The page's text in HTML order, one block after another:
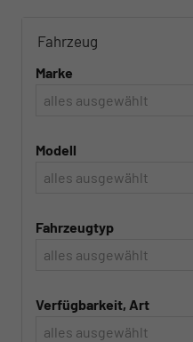
Fahrzeug
Marke
alles ausgewählt
Modell
alles ausgewählt
Fahrzeugtyp
alles ausgewählt
Verfügbarkeit, Art
alles ausgewählt